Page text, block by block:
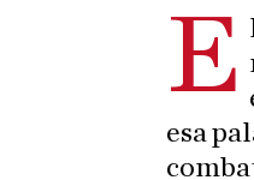
E
esa